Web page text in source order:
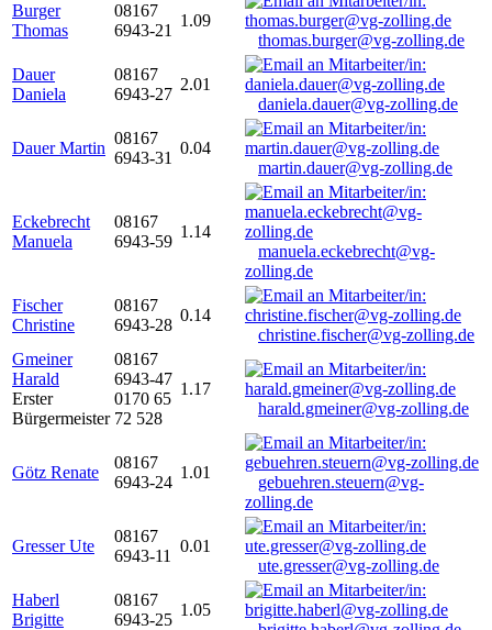
Burger
Thomas
08167
6943-21
1.09
thomas.burger@vg-zolling.de
Dauer
Daniela
08167
6943-27
2.01
daniela.dauer@vg-zolling.de
Dauer Martin
08167
6943-31
0.04
martin.dauer@vg-zolling.de
Eckebrecht
Manuela
08167
6943-59
1.14
manuela.eckebrecht@vg-
zolling.de
Fischer
Christine
08167
6943-28
0.14
christine.fischer@vg-zolling.de
Gmeiner
Harald
Erster
Bürgermeister
08167
6943-47
0170 65
72 528
1.17
harald.gmeiner@vg-zolling.de
Götz Renate
08167
6943-24
1.01
gebuehren.steuern@vg-
zolling.de
Gresser Ute
08167
6943-11
0.01
ute.gresser@vg-zolling.de
Haberl
Brigitte
08167
6943-25
1.05